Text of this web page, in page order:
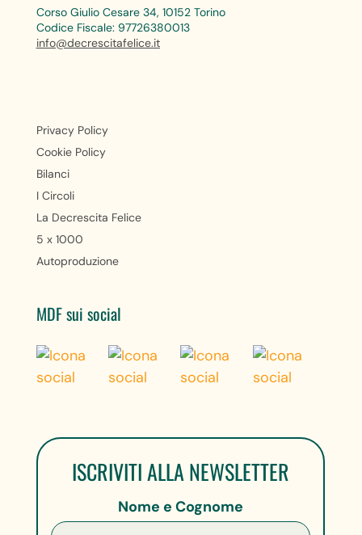
Corso Giulio Cesare 34, 10152 Torino
Codice Fiscale: 97726380013
info@decrescitafelice.it
Privacy Policy
Cookie Policy
Bilanci
I Circoli
La Decrescita Felice
5 x 1000
Autoproduzione
MDF sui social
ISCRIVITI ALLA NEWSLETTER
Nome e Cognome